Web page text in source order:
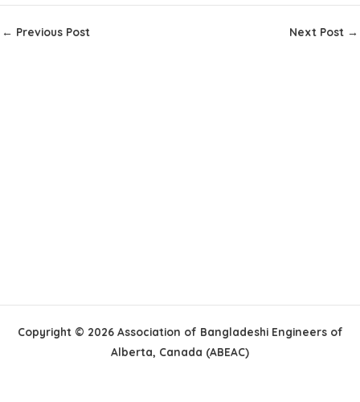
← Previous Post Next Post →
Copyright © 2026 Association of Bangladeshi Engineers of
Alberta, Canada (ABEAC)